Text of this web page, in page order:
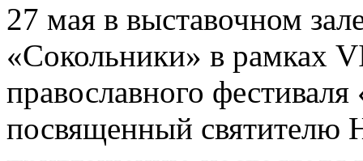
27 мая в выставочном
«Сокольники» в рамках
православного
посвященный святителю